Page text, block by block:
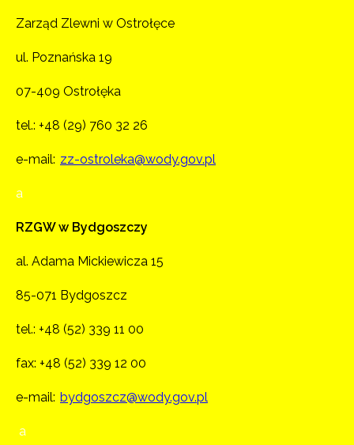
Zarząd Zlewni w Ostrołęce
ul. Poznańska 19
07-409 Ostrołęka
tel.: +48 (29) 760 32 26
e-mail: zz-ostroleka@wody.gov.pl
a
RZGW w Bydgoszczy
al. Adama Mickiewicza 15
85-071 Bydgoszcz
tel.: +48 (52) 339 11 00
fax: +48 (52) 339 12 00
e-mail: bydgoszcz@wody.gov.pl
a